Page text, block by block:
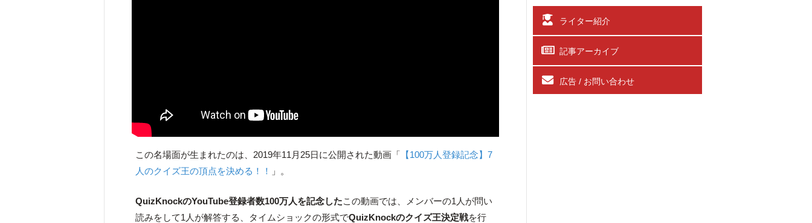
この名場面が生まれたのは、2019年11月25日に公開された動画「 【100万人登録記念】7
人のクイズ王の頂点を決める！！
」。
QuizKnockのYouTube登録者数100万人を記念したこの動画では、メンバーの1人が問い
読みをして1人が解答する、タイムショックの形式でQuizKnockのクイズ王決定戦を行
ライター紹介
記事アーカイブ
広告 / お問い合わせ